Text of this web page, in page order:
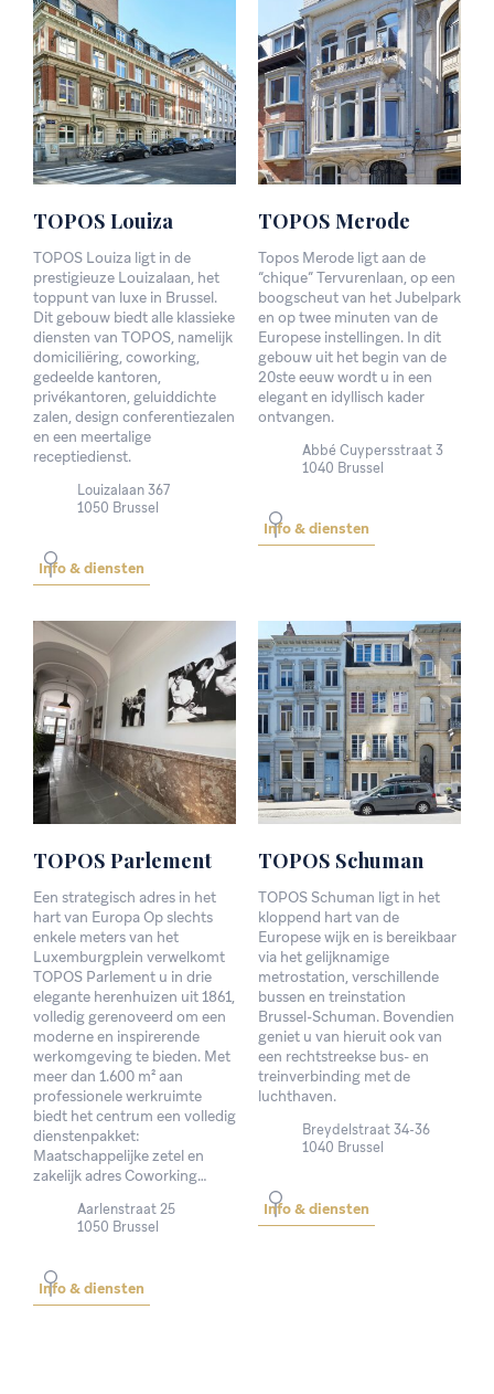
TOPOS Louiza
TOPOS Louiza ligt in de
prestigieuze Louizalaan, het
toppunt van luxe in Brussel.
Dit gebouw biedt alle klassieke
diensten van TOPOS, namelijk
domiciliëring, coworking,
gedeelde kantoren,
privékantoren, geluiddichte
zalen, design conferentiezalen
en een meertalige
receptiedienst.
Louizalaan 367
1050 Brussel
Info & diensten
TOPOS Merode
Topos Merode ligt aan de
“chique” Tervurenlaan, op een
boogscheut van het Jubelpark
en op twee minuten van de
Europese instellingen. In dit
gebouw uit het begin van de
20ste eeuw wordt u in een
elegant en idyllisch kader
ontvangen.
Abbé Cuypersstraat 3
1040 Brussel
Info & diensten
TOPOS Parlement
Een strategisch adres in het
hart van Europa Op slechts
enkele meters van het
Luxemburgplein verwelkomt
TOPOS Parlement u in drie
elegante herenhuizen uit 1861,
volledig gerenoveerd om een
moderne en inspirerende
werkomgeving te bieden. Met
meer dan 1.600 m² aan
professionele werkruimte
biedt het centrum een volledig
dienstenpakket:
Maatschappelijke zetel en
zakelijk adres Coworking…
Aarlenstraat 25
1050 Brussel
Info & diensten
TOPOS Schuman
TOPOS Schuman ligt in het
kloppend hart van de
Europese wijk en is bereikbaar
via het gelijknamige
metrostation, verschillende
bussen en treinstation
Brussel-Schuman. Bovendien
geniet u van hieruit ook van
een rechtstreekse bus- en
treinverbinding met de
luchthaven.
Breydelstraat 34-36
1040 Brussel
Info & diensten